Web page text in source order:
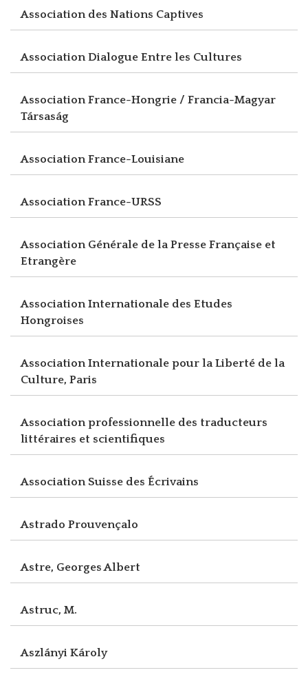
Association des Nations Captives
Association Dialogue Entre les Cultures
Association France-Hongrie / Francia-Magyar
Társaság
Association France-Louisiane
Association France-URSS
Association Générale de la Presse Française et
Etrangère
Association Internationale des Etudes
Hongroises
Association Internationale pour la Liberté de la
Culture, Paris
Association professionnelle des traducteurs
littéraires et scientifiques
Association Suisse des Écrivains
Astrado Prouvençalo
Astre, Georges Albert
Astruc, M.
Aszlányi Károly